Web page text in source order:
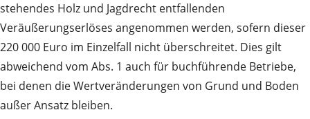
stehendes Holz und Jagdrecht entfallenden
Veräußerungserlöses angenommen werden, sofern dieser
220 000 Euro im Einzelfall nicht überschreitet. Dies gilt
abweichend vom Abs. 1 auch für buchführende Betriebe,
bei denen die Wertveränderungen von Grund und Boden
außer Ansatz bleiben.